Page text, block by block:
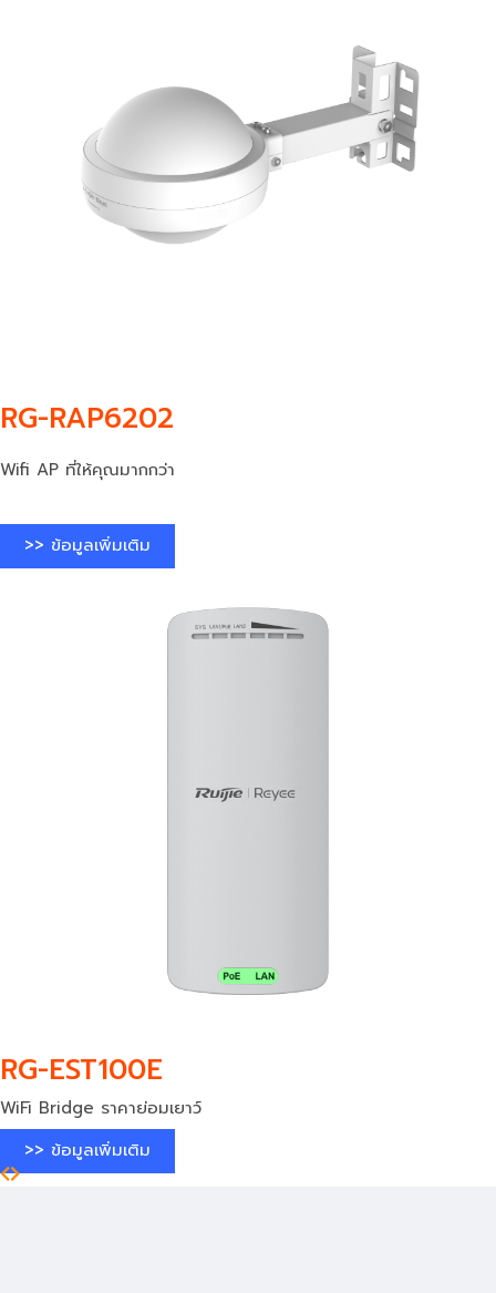
RG-RAP6202
Wifi AP ที่ให้คุณมากกว่า
>> ข้อมูลเพิ่มเติม
RG-EST100E
WiFi Bridge ราคาย่อมเยาว์
>> ข้อมูลเพิ่มเติม